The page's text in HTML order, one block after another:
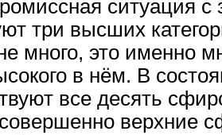
ситуация с
три высших
много, это именно
в нём. В
все десять
верхние